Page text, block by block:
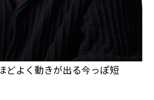
どよく動きが出る今っぽ短